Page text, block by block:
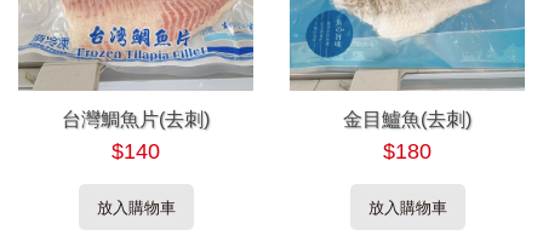
台灣鯛魚片(去刺)
$140
放入購物車
金目鱸魚(去刺)
$180
放入購物車